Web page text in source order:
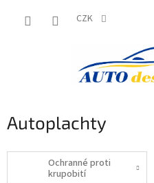
CZK
Autoplachty
Ochranné proti
krupobití